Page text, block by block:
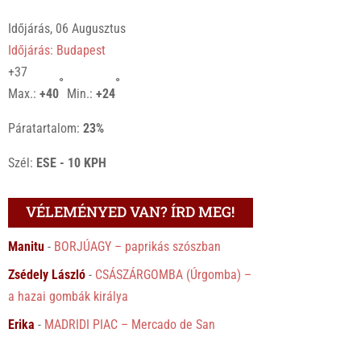
Időjárás, 06 Augusztus
Időjárás: Budapest
+37
Max.:+40
°
Min.:+24
°
Páratartalom:23%
Szél: ESE - 10 KPH
VÉLEMÉNYED VAN? ÍRD MEG!
Manitu - BORJÚAGY – paprikás szószban
Zsédely László - CSÁSZÁRGOMBA (Úrgomba) –
a hazai gombák királya
Erika - MADRIDI PIAC – Mercado de San